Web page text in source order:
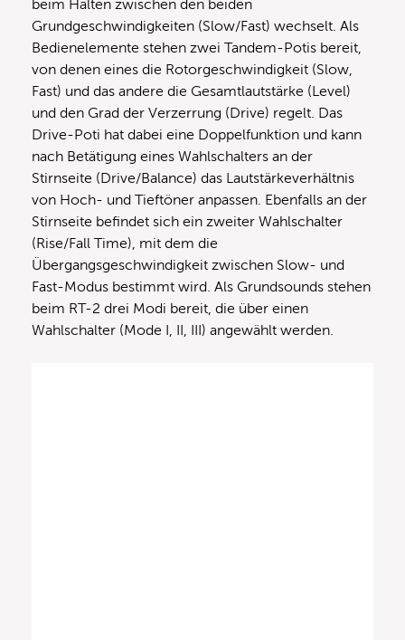
beim Halten zwischen den beiden
Grundgeschwindigkeiten (Slow/Fast) wechselt. Als
Bedienelemente stehen zwei Tandem-Potis bereit,
von denen eines die Rotorgeschwindigkeit (Slow,
Fast) und das andere die Gesamtlautstärke (Level)
und den Grad der Verzerrung (Drive) regelt. Das
Drive-Poti hat dabei eine Doppelfunktion und kann
nach Betätigung eines Wahlschalters an der
Stirnseite (Drive/Balance) das Lautstärkeverhältnis
von Hoch- und Tieftöner anpassen. Ebenfalls an der
Stirnseite befindet sich ein zweiter Wahlschalter
(Rise/Fall Time), mit dem die
Übergangsgeschwindigkeit zwischen Slow- und
Fast-Modus bestimmt wird. Als Grundsounds stehen
beim RT-2 drei Modi bereit, die über einen
Wahlschalter (Mode I, II, III) angewählt werden.